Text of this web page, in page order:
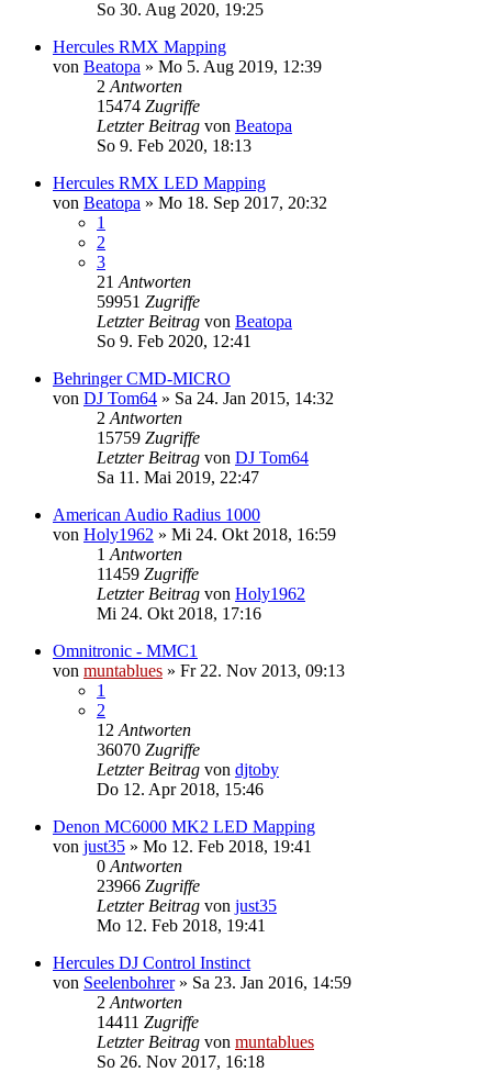
So 30. Aug 2020, 19:25
Hercules RMX Mapping
von Beatopa » Mo 5. Aug 2019, 12:39
2 Antworten
15474 Zugriffe
Letzter Beitrag von Beatopa
So 9. Feb 2020, 18:13
Hercules RMX LED Mapping
von Beatopa » Mo 18. Sep 2017, 20:32
1
2
3
21 Antworten
59951 Zugriffe
Letzter Beitrag von Beatopa
So 9. Feb 2020, 12:41
Behringer CMD-MICRO
von DJ Tom64 » Sa 24. Jan 2015, 14:32
2 Antworten
15759 Zugriffe
Letzter Beitrag von DJ Tom64
Sa 11. Mai 2019, 22:47
American Audio Radius 1000
von Holy1962 » Mi 24. Okt 2018, 16:59
1 Antworten
11459 Zugriffe
Letzter Beitrag von Holy1962
Mi 24. Okt 2018, 17:16
Omnitronic - MMC1
von muntablues » Fr 22. Nov 2013, 09:13
1
2
12 Antworten
36070 Zugriffe
Letzter Beitrag von djtoby
Do 12. Apr 2018, 15:46
Denon MC6000 MK2 LED Mapping
von just35 » Mo 12. Feb 2018, 19:41
0 Antworten
23966 Zugriffe
Letzter Beitrag von just35
Mo 12. Feb 2018, 19:41
Hercules DJ Control Instinct
von Seelenbohrer» Sa 23. Jan 2016, 14:59
2 Antworten
14411 Zugriffe
Letzter Beitrag von muntablues
So 26. Nov 2017, 16:18